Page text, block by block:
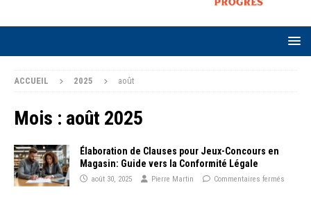
ACCUEIL 2025 août
Mois : août 2025
Élaboration de Clauses pour Jeux-Concours en
Magasin: Guide vers la Conformité Légale
août 30, 2025 Pierre Martin Commentaires fermés